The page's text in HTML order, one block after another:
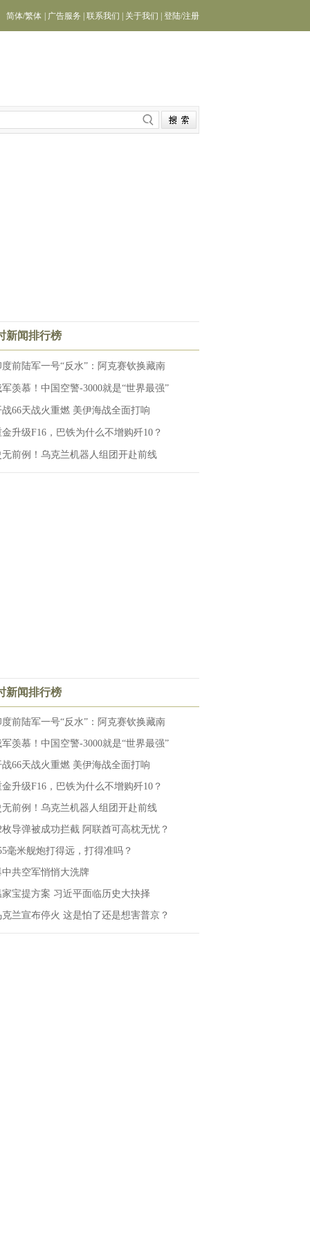
简体/繁体 广告服务 联系我们 关于我们 登陆/注册
新闻排行榜
度前陆军一号“反水”：阿克赛钦换藏南
军羡慕！中国空警-3000就是“世界最强”
战66天战火重燃 美伊海战全面打响
金升级F16，巴铁为什么不增购歼10？
无前例！乌克兰机器人组团开赴前线
新闻排行榜
度前陆军一号“反水”：阿克赛钦换藏南
军羡慕！中国空警-3000就是“世界最强”
战66天战火重燃 美伊海战全面打响
金升级F16，巴铁为什么不增购歼10？
无前例！乌克兰机器人组团开赴前线
枚导弹被成功拦截 阿联酋可高枕无忧？
毫米舰炮打得远，打得准吗？
中共空军悄悄大洗牌
家宝提方案 习近平面临历史大抉择
克兰宣布停火 这是怕了还是想害普京？